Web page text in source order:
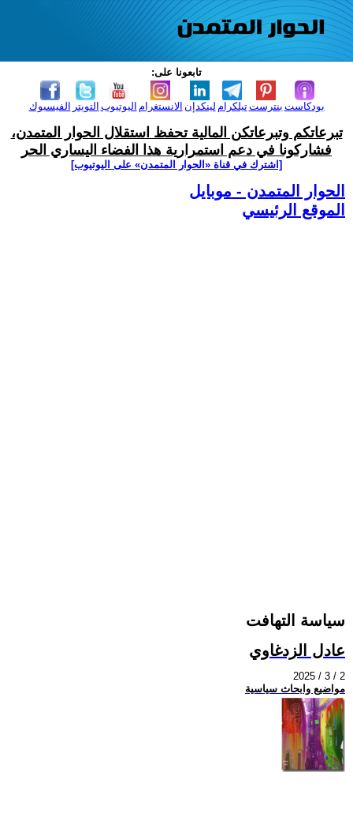
تابعونا على:
الفيسبوك التويتر اليوتيوب الانستغرام لينكدإن تيلكرامبنترست بودكاست
تبرعاتكم وتبرعاتكن المالية تحفظ استقلال الحوار المتمدن،
فشاركونا في دعم استمرارية هذا الفضاء اليساري الحر
[اشترك في قناة ‫«الحوار المتمدن» على اليوتيوب]
الحوار المتمدن - موبايل
الموقع الرئيسي
سياسة التهافت
عادل الزدغاوي
2025 / 3 / 2
مواضيع وابحاث سياسية